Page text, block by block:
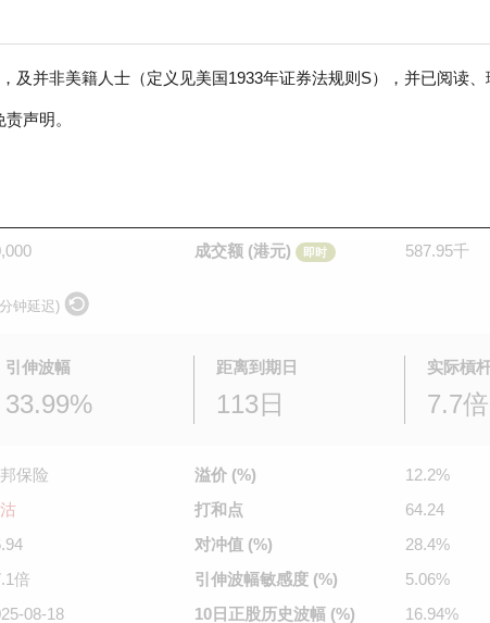
及并非美籍人士（定义见美国1933年证券法规则S），并已阅读
声明。
沽 1299 友邦保险
即时
成交额 (港元)
即时 587.95千
钟延迟)
引伸波幅
33.99%
距离到期日
113日
实际槓
7.7倍
保险
倍
08-18
溢价 (%)
12.2%
打和点
64.24
对冲值 (%)
28.4%
引伸波幅敏感度 (%)
5.06%
10日正股历史波幅 (%)
16.94%